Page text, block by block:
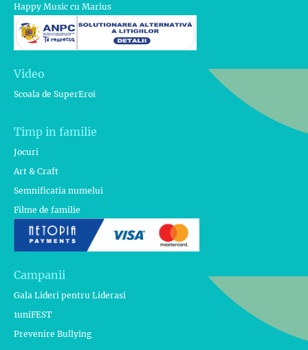
Happy Music cu Marius
Video
Scoala de SuperEroi
Timp in familie
Jocuri
Art & Craft
Semnificatia numelui
Filme de familie
Campanii
Gala Lideri pentru Liderasi
1uniFEST
Prevenire Bullying